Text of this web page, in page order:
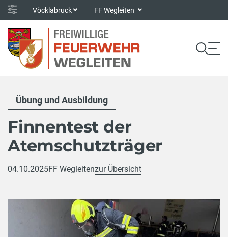
Vöcklabruck FF Wegleiten
Übung und Ausbildung
Finnentest der
Atemschutzträger
04.10.2025FF Wegleitenzur Übersicht